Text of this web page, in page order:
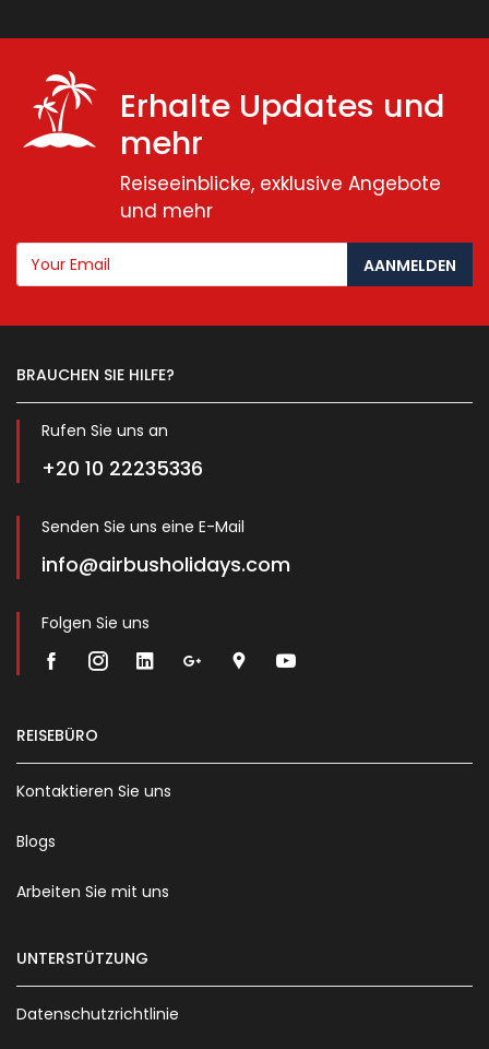
Erhalte Updates und
mehr
Reiseeinblicke, exklusive Angebote
und mehr
AANMELDEN
BRAUCHEN SIE HILFE?
Rufen Sie uns an
+20 10 22235336
Senden Sie uns eine E-Mail
info@airbusholidays.com
Folgen Sie uns
REISEBÜRO
Kontaktieren Sie uns
Blogs
Arbeiten Sie mit uns
UNTERSTÜTZUNG
Datenschutzrichtlinie